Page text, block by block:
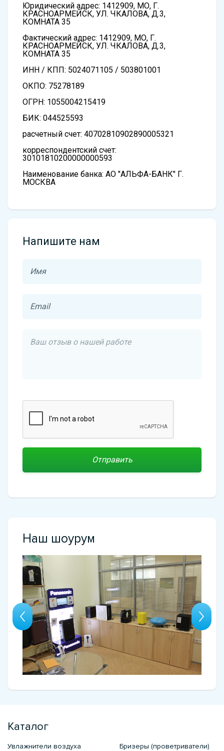
Юридический адрес: 1412909, МО, Г.
КРАСНОАРМЕЙСК, УЛ. ЧКАЛОВА, Д.3,
КОМНАТА 35
Фактический адрес: 1412909, МО, Г.
КРАСНОАРМЕЙСК, УЛ. ЧКАЛОВА, Д.3,
КОМНАТА 35
ИНН / КПП: 5024071105 / 503801001
ОКПО: 75278189
ОГРН: 1055004215419
БИК: 044525593
расчетный счет: 40702810902890005321
корреспондентский счет:
30101810200000000593
Наименование банка: АО "АЛЬФА-БАНК" Г.
МОСКВА
Напишите нам
Наш шоурум
Каталог
Увлажнители воздуха
Бризеры (проветриватели)